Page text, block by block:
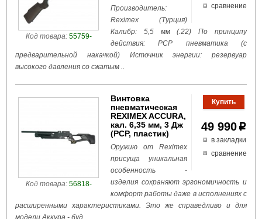
сравнение
Код товара:55759-
Производитель:
Reximex (Турция)
Калибр: 5,5 мм (.22) По принципу
действия: PCP пневматика (с
предварительной накачкой) Источник энергии: резервуар
высокого давления со сжатым ..
49 990 p
в закладки
сравнение
Код товара:56818-
Винтовка
пневматическая
REXIMEX ACCURA,
кал. 6,35 мм, 3 Дж
(РСР, пластик)
Оружию от Reximex
присуща уникальная
особенность -
изделия сохраняют эргономичность и
комфорт работы даже в исполнениях с
расширенными характеристиками. Это же справедливо и для
модели Аккура - буд..